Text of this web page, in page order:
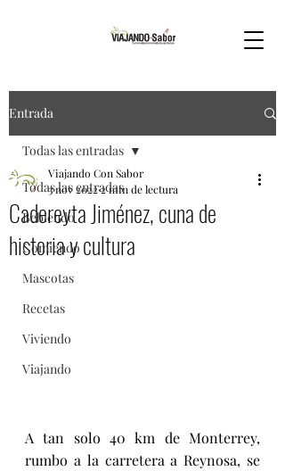
Entrada
Todas las entradas
Bebiendo
Comiendo
Mascotas
Recetas
Viviendo
Viajando
Todas las entradas
Cadereyta Jiménez, cuna de
historia y cultura
Viajando Con Sabor
3 nov 20222 min de lectura
A tan solo 40 km de Monterrey,
rumbo a la carretera a Reynosa, se